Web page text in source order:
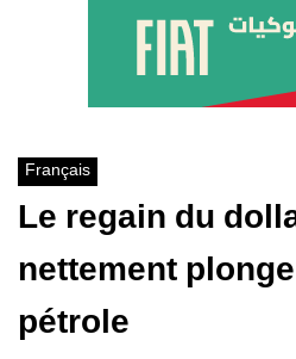
Français
Le regain du
nettement
pétrole